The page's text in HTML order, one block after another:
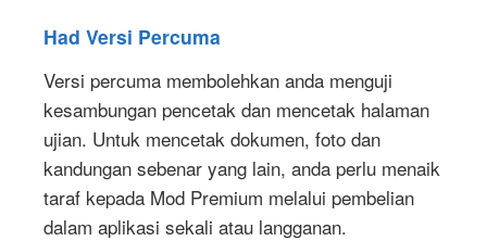
Had Versi Percuma
Versi percuma membolehkan anda menguji
kesambungan pencetak dan mencetak halaman
ujian. Untuk mencetak dokumen, foto dan
kandungan sebenar yang lain, anda perlu menaik
taraf kepada Mod Premium melalui pembelian
dalam aplikasi sekali atau langganan.